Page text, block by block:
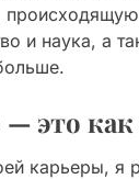
и наука, а
— это
карьеры, я